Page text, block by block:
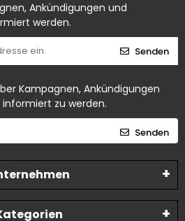
Ankündigungen und
werden.
Senden
Kampagnen, Ankündigungen
zu werden.
Senden